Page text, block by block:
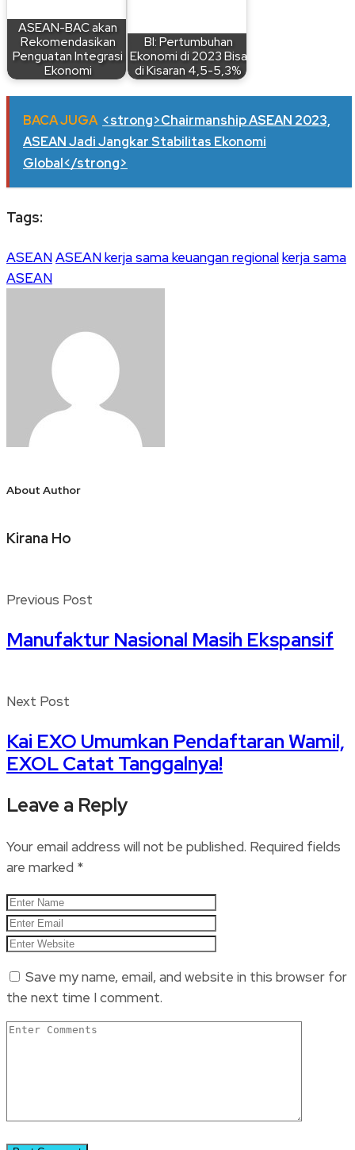
ASEAN-BAC akan
Rekomendasikan
Penguatan Integrasi
Ekonomi
BI: Pertumbuhan
Ekonomi di 2023 Bisa
di Kisaran 4,5-5,3%
BACA JUGA <strong>Chairmanship ASEAN 2023,
ASEAN Jadi Jangkar Stabilitas Ekonomi
Global</strong>
Tags:
ASEANASEAN kerja sama keuangan regionalkerja sama
ASEAN
About Author
Kirana Ho
Previous Post
Manufaktur Nasional Masih Ekspansif
Next Post
Kai EXO Umumkan Pendaftaran Wamil,
EXOL Catat Tanggalnya!
Leave a Reply
Your email address will not be published. Required fields
are marked *
Save my name, email, and website in this browser for
the next time I comment.